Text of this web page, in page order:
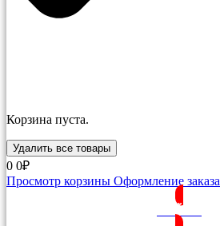
Корзина пуста.
Удалить все товары
0 0₽
Просмотр корзины Оформление заказа
ВОЙТИ